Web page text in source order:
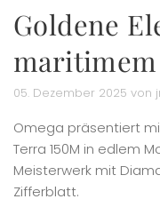
Goldene
05. Dezember 2025 von
Omega präsentiert
Terra 150M in edlem
Meisterwerk mit
Zifferblatt.